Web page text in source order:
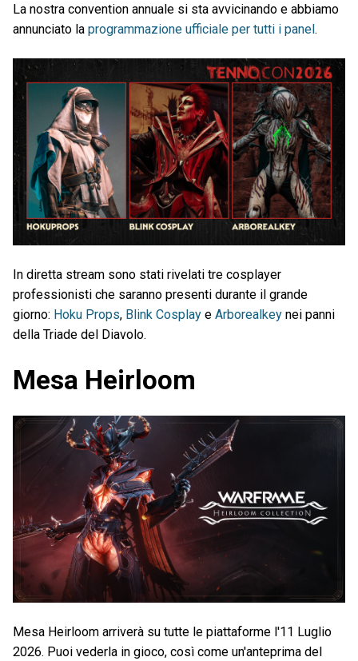
La nostra convention annuale si sta avvicinando e abbiamo
annunciato la programmazione ufficiale per tutti i panel.
In diretta stream sono stati rivelati tre cosplayer
professionisti che saranno presenti durante il grande
giorno: Hoku Props, Blink Cosplay e Arborealkey nei panni
della Triade del Diavolo.
Mesa Heirloom
Mesa Heirloom arriverà su tutte le piattaforme l'11 Luglio
2026. Puoi vederla in gioco, così come un'anteprima del